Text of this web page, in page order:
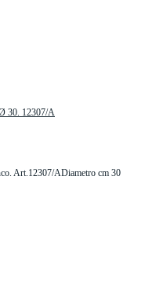
30. 12307/A
Art.12307/ADiametro cm 30